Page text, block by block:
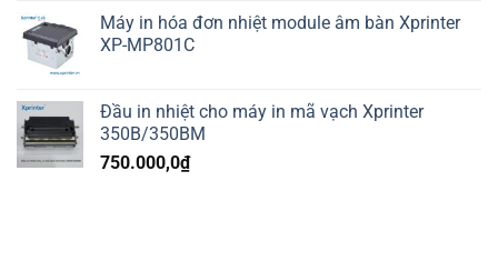
Máy in hóa đơn nhiệt module âm bàn Xprinter
XP-MP801C
Đầu in nhiệt cho máy in mã vạch Xprinter
350B/350BM
750.000,0₫